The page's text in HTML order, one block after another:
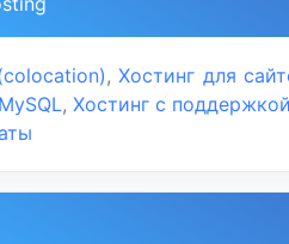
,Хостинг для
,Хостинг с